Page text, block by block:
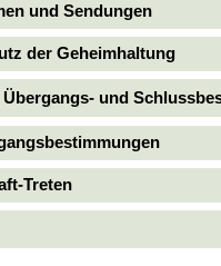
und Sendungen
der Geheimhaltung
und
Treten